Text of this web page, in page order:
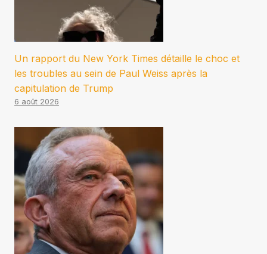
Un rapport du New York Times détaille le choc et
les troubles au sein de Paul Weiss après la
capitulation de Trump
6 août 2026